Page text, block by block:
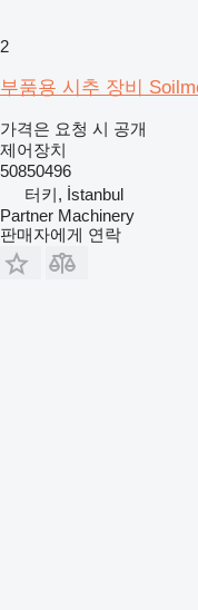
2
부품용 시추 장비
가격은 요청 시 공개
제어장치
50850496
터키, İstanbul
Partner Machinery
판매자에게 연락